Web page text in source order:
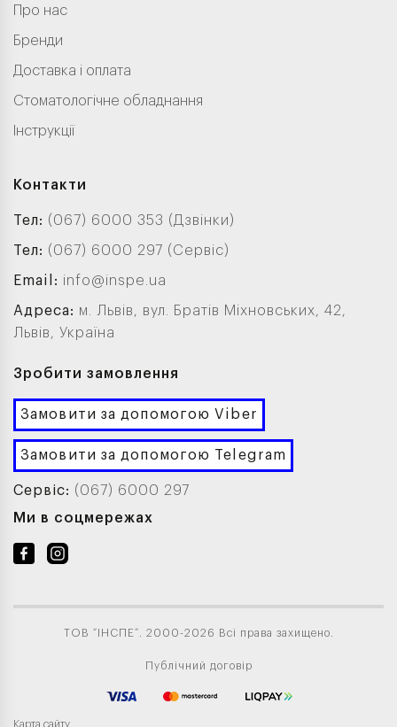
Про нас
Бренди
Доставка і оплата
Стоматологічне обладнання
Інструкції
Контакти
Тел: (067) 6000 353 (Дзвінки)
Тел: (067) 6000 297 (Сервіс)
Email: info@inspe.ua
Адреса: м. Львів, вул. Братів Міхновських, 42,
Львів, Україна
Зробити замовлення
Замовити за допомогою Viber
Замовити за допомогою Telegram
Сервіс: (067) 6000 297
Ми в соцмережах
ТОВ “ІНСПЕ”. 2000-2026 Всі права захищено.
Публічний договір
Карта сайту